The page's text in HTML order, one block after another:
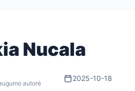
Nucala
autorė
2025-10-18